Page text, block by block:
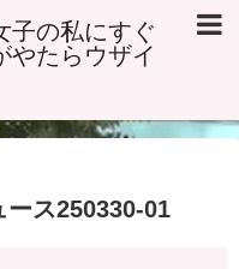
子の私にすぐ
やたらウザイ
ース250330-01